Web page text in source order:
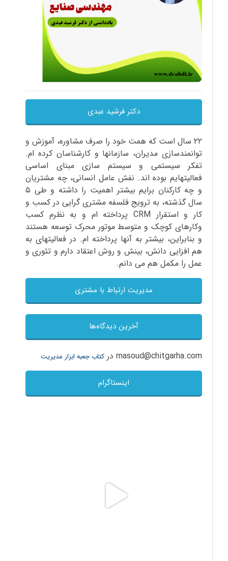
دکتر فرشید عبدی
۲۲ سال است که همت خود را صرف مشاوره، آموزش و
توانمندسازی مدیران، سازمانها و کارشناسان کرده ام.
تفکر سیستمی و سیستم سازی مبنای اساسی
فعالیتهایم بوده اند. نفش عامل انسانی، چه مشتریان
و چه کارکنان برایم بیشتر اهمیت را داشته و طی ۵
سال گذشته، به ترویج فلسفه مشتری گرایی در کسب و
کار و استقرار CRM پرداخته ام و به نظرم کسب
وکارهای کوچک و متوسط موتور محرک توسعه هستند
و بنابراین، بیشتر به آنها پرداخته ام. در فعالیتهای به
هم افزایی دانش، بینش و روش اعتقاد دارم و تئوری و
عمل را مکمل هم می دانم.
مدیریت ارتباط با مشتری
آخرین دیدگاه‌ها
masoud@chitgarha.com در کتاب جعبه ابزار مدیریت
اینستاگرام